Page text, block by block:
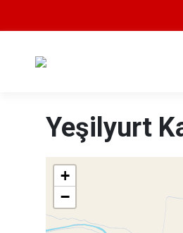
Yeşilyurt
+
−